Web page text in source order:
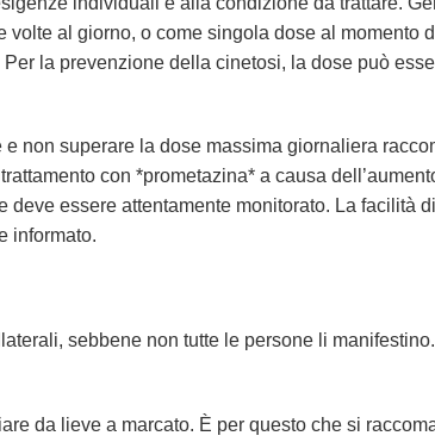
al giorno, o come singola dose al momento
la prevenzione della cinetosi, la dose può
non superare la dose massima giornaliera
con *prometazina* a causa
essere attentamente monitorato. La facilità
informato.
sebbene non tutte le persone li
da lieve a marcato. È per questo che si